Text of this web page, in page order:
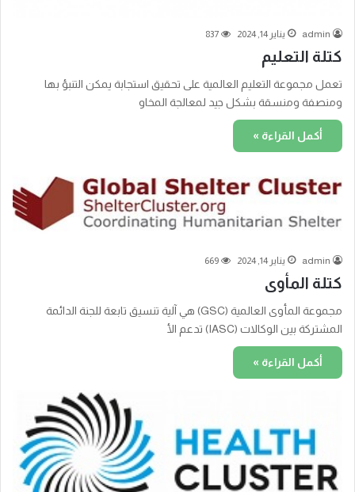
admin يناير 14, 2024 837
كتلة التعليم
تعمل مجموعة التعليم العالمية على تحقيق استجابة يمكن التنبؤ بها
ومنصفة ومنسقة بشكل جيد لمعالجة المخاو
أكمل القراءة »
admin يناير 14, 2024 669
كتلة المأوى
مجموعة المأوى العالمية (GSC) هي آلية تنسيق تابعة للجنة الدائمة
المشتركة بين الوكالات (IASC) تدعم الأ
أكمل القراءة »